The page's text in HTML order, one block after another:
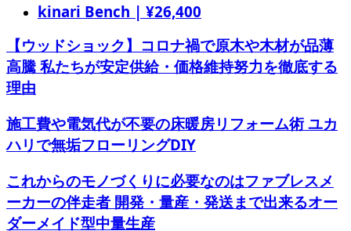
kinari Bench | ¥26,400
【ウッドショック】コロナ禍で原木や木材が品薄
高騰 私たちが安定供給・価格維持努力を徹底する
理由
施工費や電気代が不要の床暖房リフォーム術 ユカ
ハリで無垢フローリングDIY
これからのモノづくりに必要なのはファブレスメ
ーカーの伴走者 開発・量産・発送まで出来るオー
ダーメイド型中量生産